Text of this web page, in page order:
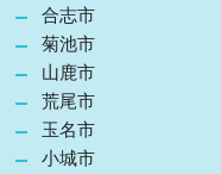
合志市
菊池市
山鹿市
荒尾市
玉名市
小城市